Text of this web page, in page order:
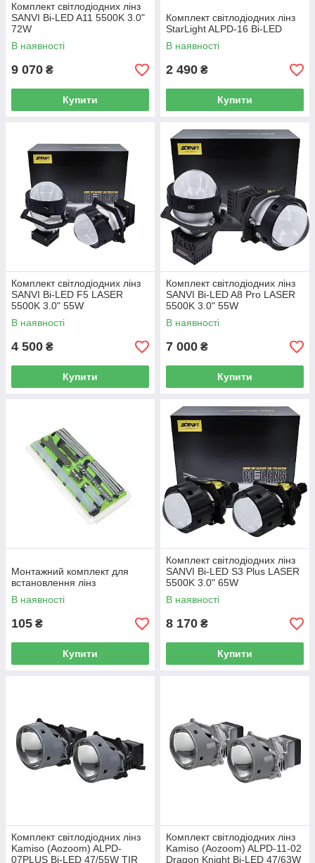
Комплект світлодіодних лінз
SANVI Bi-LED A11 5500K 3.0"
72W
В наявності
9 070 ₴
Купити
Комплект світлодіодних лінз
StarLight ALPD-16 Bi-LED
В наявності
2 490 ₴
Купити
Комплект світлодіодних лінз
SANVI Bi-LED F5 LASER
5500K 3.0" 55W
В наявності
4 500 ₴
Купити
Комплект світлодіодних лінз
SANVI Bi-LED A8 Pro LASER
5500K 3.0" 55W
В наявності
7 000 ₴
Купити
Монтажний комплект для
встановлення лінз
В наявності
105 ₴
Купити
Комплект світлодіодних лінз
SANVI Bi-LED S3 Plus LASER
5500K 3.0" 65W
В наявності
8 170 ₴
Купити
Комплект світлодіодних лінз
Kamiso (Aozoom) ALPD-
07PLUS Bi-LED 47/55W TIR
Комплект світлодіодних лінз
Kamiso (Aozoom) ALPD-11-02
Dragon Knight Bi-LED 47/63W